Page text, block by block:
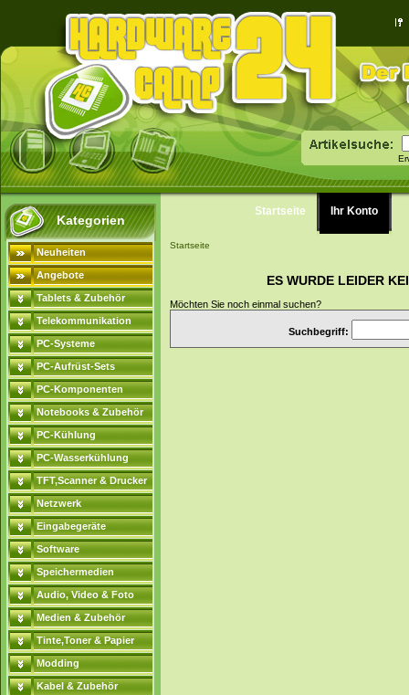
Kategorien
Neuheiten
Angebote
Tablets & Zubehör
Telekommunikation
PC-Systeme
PC-Aufrüst-Sets
PC-Komponenten
Notebooks & Zubehör
PC-Kühlung
PC-Wasserkühlung
TFT,Scanner & Drucker
Netzwerk
Eingabegeräte
Software
Speichermedien
Audio, Video & Foto
Medien & Zubehör
Tinte,Toner & Papier
Modding
Kabel & Zubehör
Startseite Ihr Konto
Startseite
ES WURDE LEIDER
Möchten Sie noch einmal suchen?
Suchbegriff: